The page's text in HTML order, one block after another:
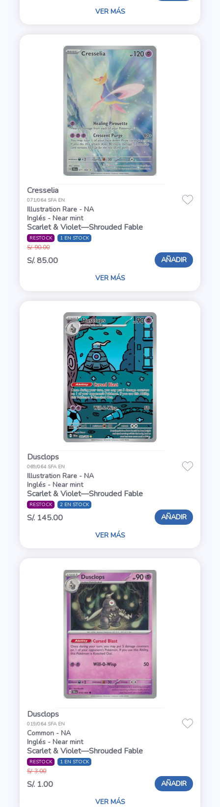
VER MÁS
Cresselia
071/064 SFA EN
Illustration Rare - NA
Inglés - Near mint
Scarlet & Violet—Shrouded Fable
RESTOCK 1 EN STOCK
S/. 90.00
S/. 85.00 AÑADIR
VER MÁS
Dusclops
069/064 SFA EN
Illustration Rare - NA
Inglés - Near mint
Scarlet & Violet—Shrouded Fable
RESTOCK 2 EN STOCK
S/. 145.00 AÑADIR
VER MÁS
Dusclops
019/064 SFA EN
Common - NA
Inglés - Near mint
Scarlet & Violet—Shrouded Fable
RESTOCK 1 EN STOCK
S/. 3.00
S/. 1.00 AÑADIR
VER MÁS